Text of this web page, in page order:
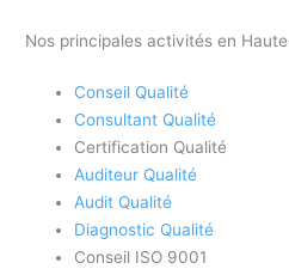
Nos principales activités en
Conseil Qualité
Consultant Qualité
Certification Qualité
Auditeur Qualité
Audit Qualité
Diagnostic Qualité
Conseil ISO 9001